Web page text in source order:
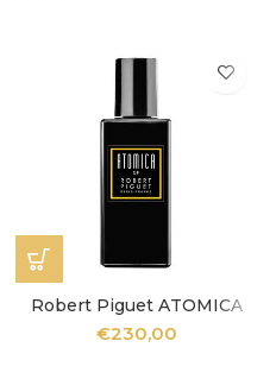
Robert Piguet ATOMICA
€230,00